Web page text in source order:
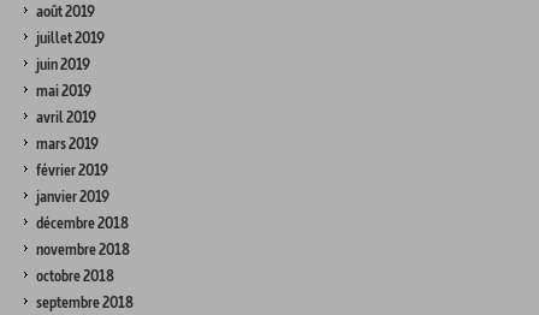
août 2019
juillet 2019
juin 2019
mai 2019
avril 2019
mars 2019
février 2019
janvier 2019
décembre 2018
novembre 2018
octobre 2018
septembre 2018